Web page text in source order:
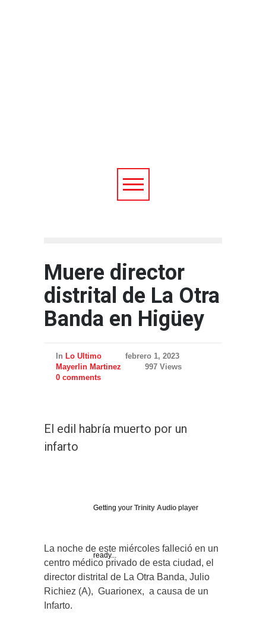
Muere director
distrital de La Otra
Banda en Higüey
In Lo Ultimo
febrero 1, 2023
Mayerlin Martinez
997 Views
0 comments
El edil habría muerto por un
infarto
Getting your Trinity Audio player
ready...
La noche de este miércoles falleció en un
centro médico privado de esta ciudad, el
director distrital de La Otra Banda, Julio
Richiez (A), Guarionex, a causa de un
Infarto.